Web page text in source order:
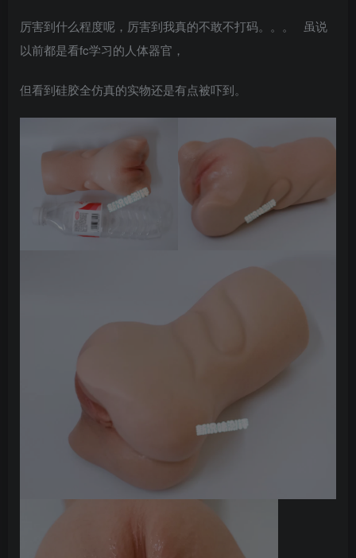
厉害到什么程度呢，厉害到我真的不敢不打码。。。 虽说
以前都是看fc学习的人体器官，
但看到硅胶全仿真的实物还是有点被吓到。